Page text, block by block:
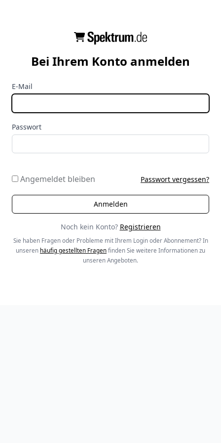
Bei Ihrem Konto anmelden
E-Mail
Passwort
Angemeldet bleiben Passwort vergessen?
Noch kein Konto? Registrieren
Sie haben Fragen oder Probleme mit Ihrem Login oder Abonnement? In
unseren häufig gestellten Fragen finden Sie weitere Informationen zu
unseren Angeboten.